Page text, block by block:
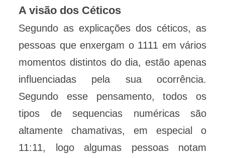
A visão dos Céticos
Segundo as explicações dos céticos, as
pessoas que enxergam o 1111 em vários
momentos distintos do dia, estão apenas
influenciadas pela sua ocorrência.
Segundo esse pensamento, todos os
tipos de sequencias numéricas são
altamente chamativas, em especial o
11:11, logo algumas pessoas notam